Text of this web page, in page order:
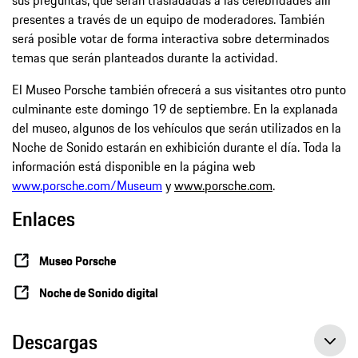
presentes a través de un equipo de moderadores. También
será posible votar de forma interactiva sobre determinados
temas que serán planteados durante la actividad.
El Museo Porsche también ofrecerá a sus visitantes otro punto
culminante este domingo 19 de septiembre. En la explanada
del museo, algunos de los vehículos que serán utilizados en la
Noche de Sonido estarán en exhibición durante el día. Toda la
información está disponible en la página web
www.porsche.com/Museum ywww.porsche.com.
Enlaces
Museo Porsche
Noche de Sonido digital
Descargas